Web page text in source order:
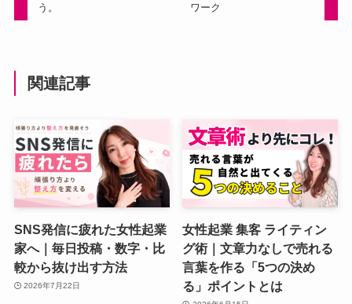
う。
ワーク
関連記事
SNS発信に疲れた女性起業
家へ｜毎日投稿・数字・比
較から抜け出す方法
2026年7月22日
女性起業 集客 ライティン
グ術｜文章力なしで売れる
言葉を作る「5つの決め
る」ポイントとは